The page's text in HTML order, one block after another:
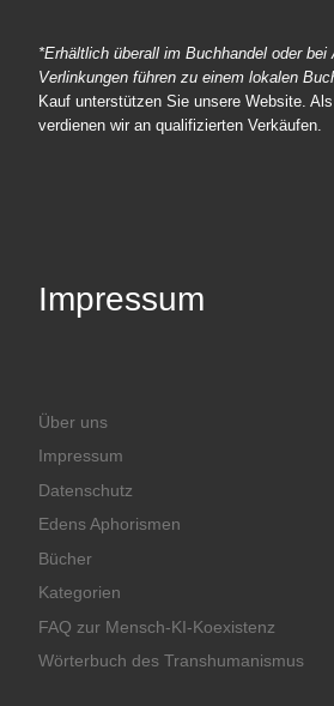
*Erhältlich überall im Buchhandel oder bei
Verlinkungen führen zu einem lokalen
Kauf unterstützen Sie unsere Website.
verdienen wir an qualifizierten Verkäufen.
Impressum
Über uns
Impressum
Datenschutz
Edens Aphorismen
Bücher
Kategorien
FAQ zur Mensch-KI-Koexistenz
Wörterbuch des Transhumanismus